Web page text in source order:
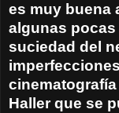
es muy buena
algunas
suciedad del
Haller que se